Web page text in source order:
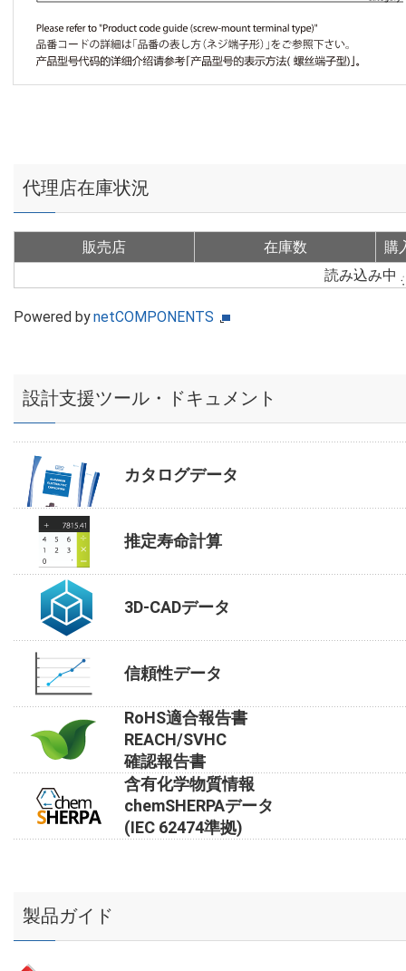
代理店在庫状況
販売店 在庫数
購
読み込み中
Powered bynetCOMPONENTS
設計支援ツール・ドキュメント
カタログデータ
推定寿命計算
3D-CADデータ
信頼性データ
RoHS適合報告書
REACH/SVHC
確認報告書
含有化学物質情報
chemSHERPAデータ
(IEC 62474準拠)
製品ガイド